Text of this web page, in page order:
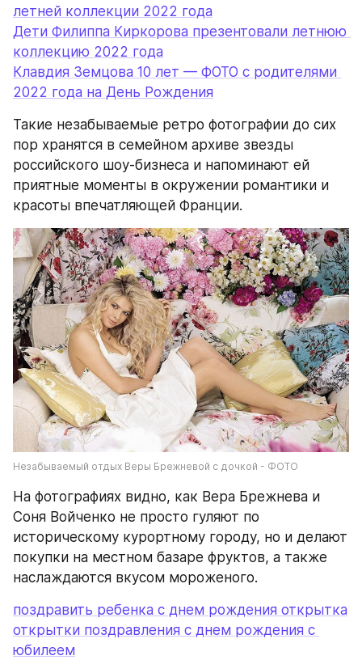
летней коллекции 2022 года
Дети Филиппа Киркорова презентовали летнюю
коллекцию 2022 года
Клавдия Земцова 10 лет — ФОТО с родителями
2022 года на День Рождения
Такие незабываемые ретро фотографии до сих
пор хранятся в семейном архиве звезды
российского шоу-бизнеса и напоминают ей
приятные моменты в окружении романтики и
красоты впечатляющей Франции.
Незабываемый отдых Веры Брежневой с дочкой - ФОТО
На фотографиях видно, как Вера Брежнева и
Соня Войченко не просто гуляют по
историческому курортному городу, но и делают
покупки на местном базаре фруктов, а также
наслаждаются вкусом мороженого.
поздравить ребенка с днем рождения открытка
открытки поздравления с днем рождения с
юбилеем